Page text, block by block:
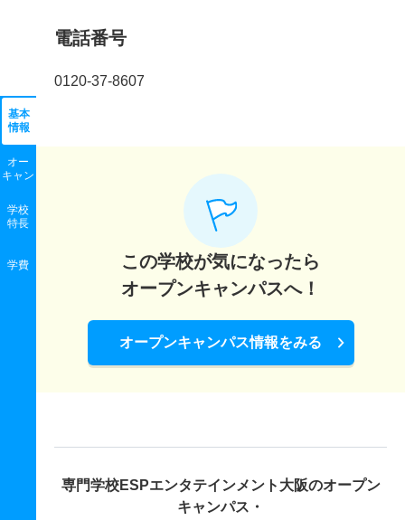
基本
情報
オー
キャン
学校
特長
学費
電話番号
0120-37-8607
この学校が気になったら
オープンキャンパスへ！
オープンキャンパス情報をみる
専門学校ESPエンタテインメント大阪のオープン
キャンパス・